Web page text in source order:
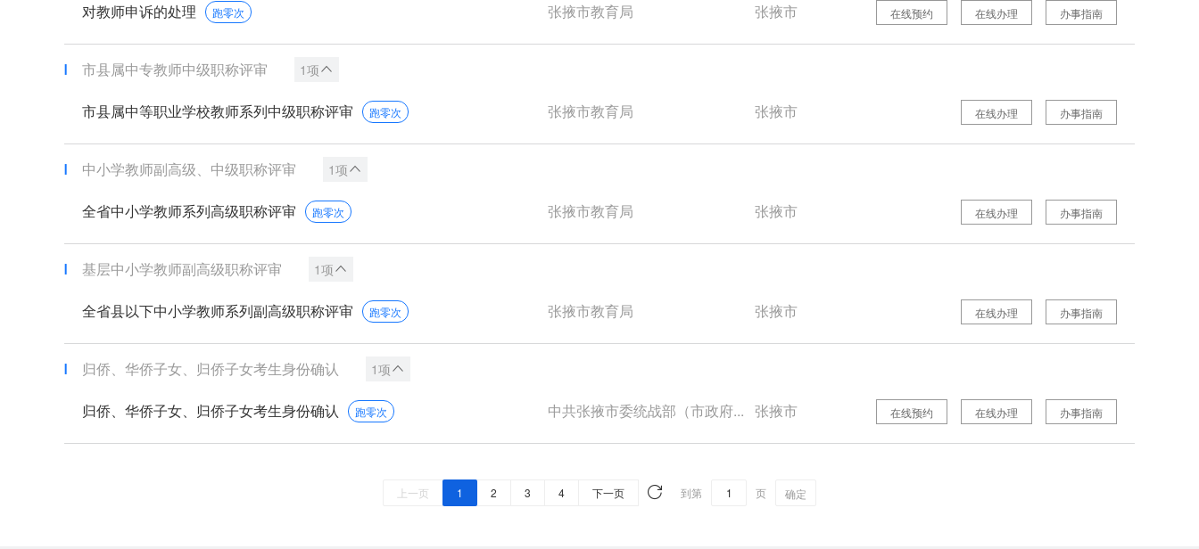
对教师申诉的处理 跑零次 张掖市教育局 张掖市 办事指南
在线办理
在线预约
市县属中专教师中级职称评审 1项
市县属中等职业学校教师系列中级职称评审 跑零次 张掖市教育局 张掖市 办事指南
在线办理
中小学教师副高级、中级职称评审 1项
全省中小学教师系列高级职称评审 跑零次 张掖市教育局 张掖市 办事指南
在线办理
基层中小学教师副高级职称评审 1项
全省县以下中小学教师系列副高级职称评审 跑零次 张掖市教育局 张掖市 办事指南
在线办理
归侨、华侨子女、归侨子女考生身份确认 1项
归侨、华侨子女、归侨子女考生身份确认 跑零次 中共张掖市委统战部（市政府... 张掖市 办事指南
在线办理
在线预约
上一页 1 2 3 4 下一页 到第 页 确定